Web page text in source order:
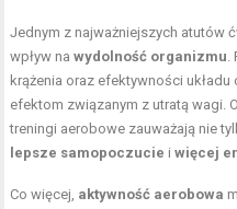
Jednym z najważniejszych atutów
wpływ nawydolność organizmu.
krążenia oraz efektywności
efektom związanym z utratą wagi.
treningi aerobowe zauważają nie
lepsze samopoczucie iwięcej
Co więcej, aktywność aerobowa